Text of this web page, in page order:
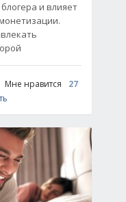
и влияет
Мне нравится
27